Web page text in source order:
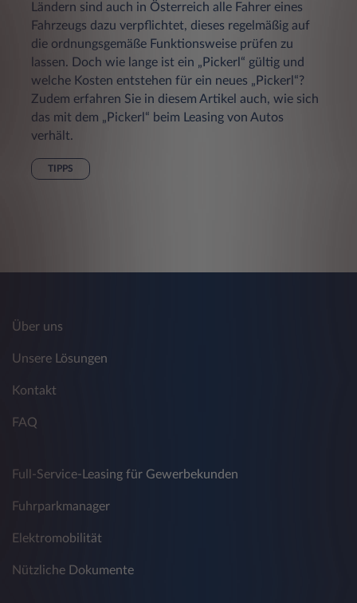
Ländern sind auch in Österreich alle Fahrer eines
Fahrzeugs dazu verpflichtet, dieses regelmäßig auf
die ordnungsgemäße Funktionsweise prüfen zu
lassen. Doch wie lange ist ein „Pickerl“ gültig und
welche Kosten entstehen für ein neues „Pickerl“?
Zudem erfahren Sie in diesem Artikel auch, wie sich
das mit dem „Pickerl“ beim Leasing von Autos
verhält.
TIPPS
Über uns
Unsere Lösungen
Kontakt
FAQ
Full-Service-Leasing für Gewerbekunden
Fuhrparkmanager
Elektromobilität
Nützliche Dokumente